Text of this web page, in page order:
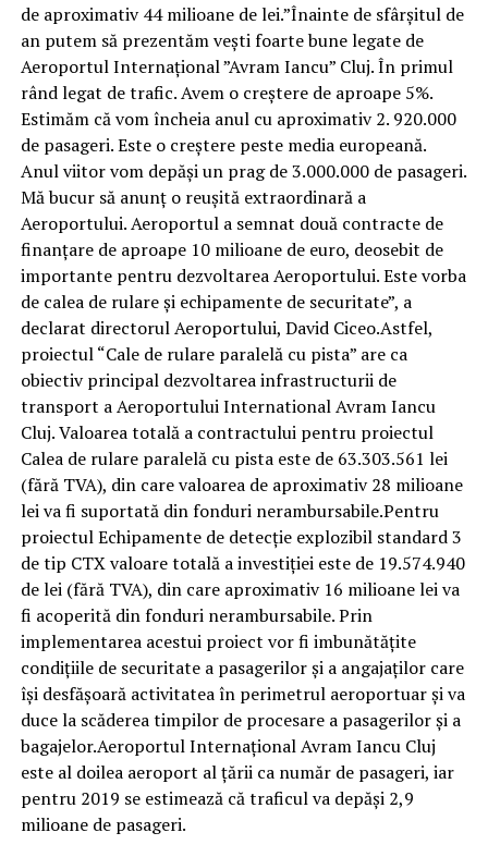
de aproximativ 44 milioane de lei.”Înainte de sfârșitul de
an putem să prezentăm vești foarte bune legate de
Aeroportul Internațional ”Avram Iancu” Cluj. În primul
rând legat de trafic. Avem o creștere de aproape 5%.
Estimăm că vom încheia anul cu aproximativ 2. 920.000
de pasageri. Este o creștere peste media europeană.
Anul viitor vom depăși un prag de 3.000.000 de pasageri.
Mă bucur să anunț o reușită extraordinară a
Aeroportului. Aeroportul a semnat două contracte de
finanțare de aproape 10 milioane de euro, deosebit de
importante pentru dezvoltarea Aeroportului. Este vorba
de calea de rulare și echipamente de securitate”, a
declarat directorul Aeroportului, David Ciceo.Astfel,
proiectul “Cale de rulare paralelă cu pista” are ca
obiectiv principal dezvoltarea infrastructurii de
transport a Aeroportului International Avram Iancu
Cluj. Valoarea totală a contractului pentru proiectul
Calea de rulare paralelă cu pista este de 63.303.561 lei
(fără TVA), din care valoarea de aproximativ 28 milioane
lei va fi suportată din fonduri nerambursabile.Pentru
proiectul Echipamente de detecție explozibil standard 3
de tip CTX valoare totală a investiției este de 19.574.940
de lei (fără TVA), din care aproximativ 16 milioane lei va
fi acoperită din fonduri nerambursabile. Prin
implementarea acestui proiect vor fi imbunătățite
condițiile de securitate a pasagerilor și a angajaților care
își desfășoară activitatea în perimetrul aeroportuar și va
duce la scăderea timpilor de procesare a pasagerilor și a
bagajelor.Aeroportul Internațional Avram Iancu Cluj
este al doilea aeroport al țării ca număr de pasageri, iar
pentru 2019 se estimează că traficul va depăși 2,9
milioane de pasageri.